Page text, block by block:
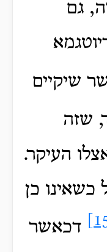
גם
שיקיים
שזה
העיקר.
כן
דכאשר